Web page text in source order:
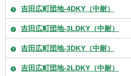
吉田広町団地-4DKY（中耐）
吉田広町団地-3LDKY（中耐）
吉田広町団地-3DKY（中耐）
吉田広町団地-2LDKY（中耐）